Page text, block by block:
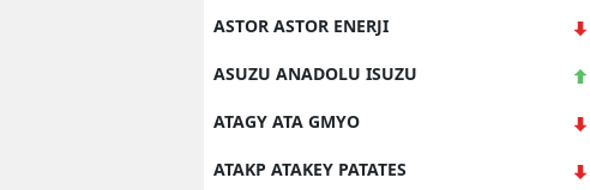
ASTOR ASTOR ENERJI
ASUZU ANADOLU ISUZU
ATAGY ATA GMYO
ATAKP ATAKEY PATATES